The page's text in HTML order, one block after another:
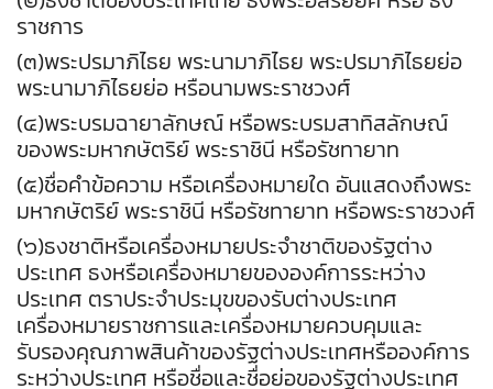
ราชการ
(๓)พระปรมาภิไธย พระนามาภิไธย พระปรมาภิไธยย่อ
พระนามาภิไธยย่อ หรือนามพระราชวงศ์
(๔)พระบรมฉายาลักษณ์ หรือพระบรมสาทิสลักษณ์
ของพระมหากษัตริย์ พระราชินี หรือรัชทายาท
(๕)ชื่อคำข้อความ หรือเครื่องหมายใด อันแสดงถึงพระ
มหากษัตริย์ พระราชินี หรือรัชทายาท หรือพระราชวงศ์
(๖)ธงชาติหรือเครื่องหมายประจำชาติของรัฐต่าง
ประเทศ ธงหรือเครื่องหมายขององค์การระหว่าง
ประเทศ ตราประจำประมุขของรับต่างประเทศ
เครื่องหมายราชการและเครื่องหมายควบคุมและ
รับรองคุณภาพสินค้าของรัฐต่างประเทศหรือองค์การ
ระหว่างประเทศ หรือชื่อและชื่อย่อของรัฐต่างประเทศ